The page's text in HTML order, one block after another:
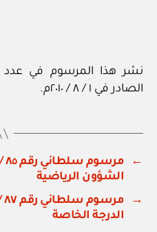
الصادر في ١ / ٨ / ٢٠١٠م.
←
الشؤون الرياضية
→
الدرجة الخاصة